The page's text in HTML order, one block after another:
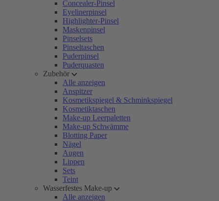
Concealer-Pinsel
Eyelinerpinsel
Highlighter-Pinsel
Maskenpinsel
Pinselsets
Pinseltaschen
Puderpinsel
Puderquasten
Zubehör
Alle anzeigen
Anspitzer
Kosmetikspiegel & Schminkspiegel
Kosmetiktaschen
Make-up Leerpaletten
Make-up Schwämme
Blotting Paper
Nägel
Augen
Lippen
Sets
Teint
Wasserfestes Make-up
Alle anzeigen